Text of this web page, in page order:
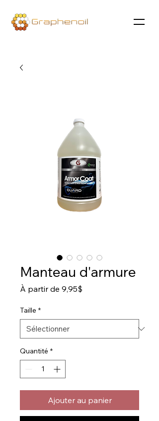
Manteau d'armure
À partir de 9,95$
Taille *
Quantité *
Ajouter au panier